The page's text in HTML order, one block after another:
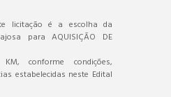
licitação é a escolha da
para AQUISIÇÃO DE
KM, conforme condições,
estabelecidas neste Edital